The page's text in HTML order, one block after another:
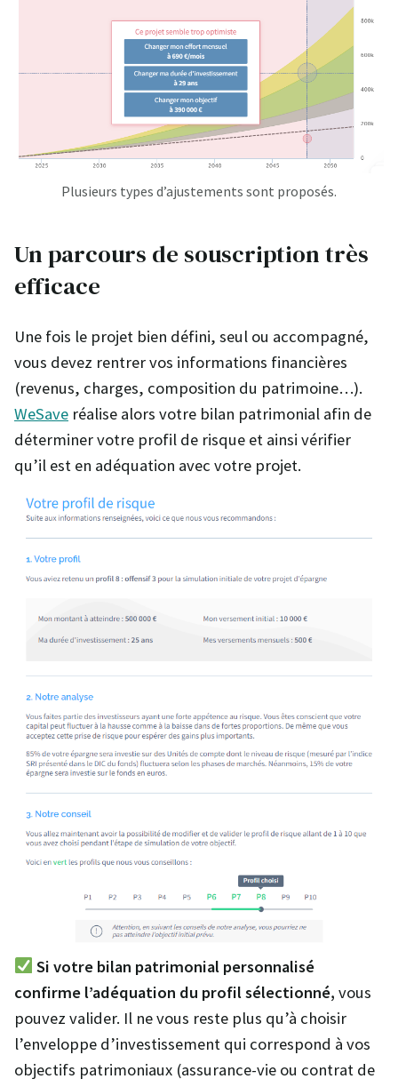
Plusieurs types d’ajustements sont proposés.
Un parcours de souscription très
efficace
Une fois le projet bien défini, seul ou accompagné,
vous devez rentrer vos informations financières
(revenus, charges, composition du patrimoine…).
WeSave réalise alors votre bilan patrimonial afin de
déterminer votre profil de risque et ainsi vérifier
qu’il est en adéquation avec votre projet.
Si votre bilan patrimonial personnalisé
confirme l’adéquation du profil sélectionné, vous
pouvez valider. Il ne vous reste plus qu’à choisir
l’enveloppe d’investissement qui correspond à vos
objectifs patrimoniaux (assurance-vie ou contrat de